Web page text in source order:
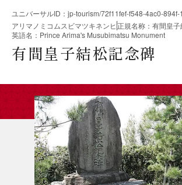
ユニバーサルID ： jp-tourism/72f11fef-f548-4ac0-
アリマノミコムスビマツキネンヒ正規名称 ： 有間皇
英語名 ： Prince Arima's Musubimatsu Monument
有間皇子結松記念碑